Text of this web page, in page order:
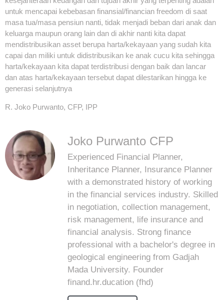
untuk mencapai kebebasan finansial/financian freedom di saat
masa tua/masa pensiun nanti, tidak menjadi beban dari anak dan
keluarga maupun orang lain dan di akhir nanti kita dapat
mendistribusikan asset berupa harta/kekayaan yang sudah kita
capai dan miliki untuk didistribusikan ke anak cucu kita sehingga
harta/kekayaan kita dapat terdistribusi dengan baik dan lancar
dan atas harta/kekayaan tersebut dapat dilestarikan hingga ke
generasi selanjutnya
R. Joko Purwanto, CFP, IPP
Joko Purwanto CFP
Experienced Financial Planner,
Inheritance Planner, Insurance Planner
with a demonstrated history of working
in the financial services industry. Skilled
in negotiation, collection management,
risk management, life insurance and
financial analysis. Strong finance
professional with a bachelor's degree in
geological engineering from Gadjah
Mada University. Founder
finand.hr.ducation (fhd)